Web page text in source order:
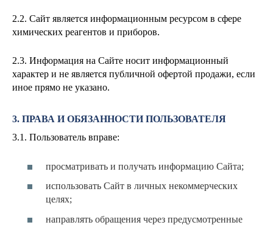
2.2. Сайт является информационным ресурсом в сфере
химических реагентов и приборов.
2.3. Информация на Сайте носит информационный
характер и не является публичной офертой продажи, если
иное прямо не указано.
3. ПРАВА И ОБЯЗАННОСТИ ПОЛЬЗОВАТЕЛЯ
3.1. Пользователь вправе:
просматривать и получать информацию Сайта;
использовать Сайт в личных некоммерческих
целях;
направлять обращения через предусмотренные